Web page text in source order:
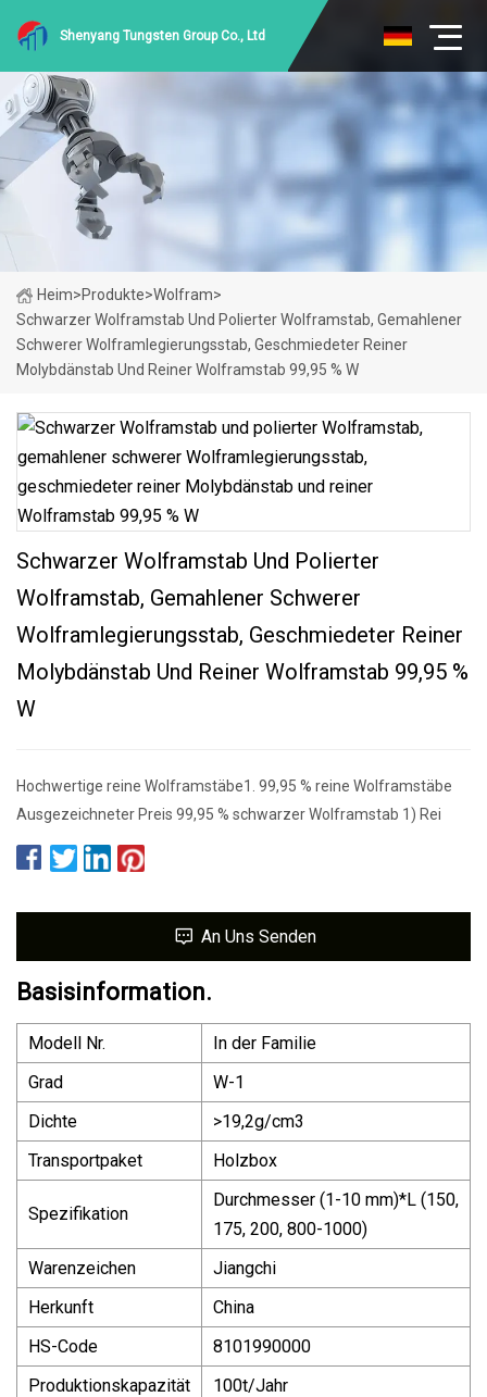
Shenyang Tungsten Group Co., Ltd
Heim>Produkte>Wolfram>
Schwarzer Wolframstab Und Polierter Wolframstab, Gemahlener
Schwerer Wolframlegierungsstab, Geschmiedeter Reiner
Molybdänstab Und Reiner Wolframstab 99,95 % W
Schwarzer Wolframstab Und Polierter
Wolframstab, Gemahlener Schwerer
Wolframlegierungsstab, Geschmiedeter Reiner
Molybdänstab Und Reiner Wolframstab 99,95 %
W
Hochwertige reine Wolframstäbe1. 99,95 % reine Wolframstäbe
Ausgezeichneter Preis 99,95 % schwarzer Wolframstab 1) Rei
An Uns Senden
Basisinformation.
Modell Nr.
In der Familie
Grad
W-1
Dichte
>19,2g/cm3
Transportpaket
Holzbox
Spezifikation
Durchmesser (1-10 mm)*L (150,
175, 200, 800-1000)
Warenzeichen
Jiangchi
Herkunft
China
HS-Code
8101990000
Produktionskapazität
100t/Jahr